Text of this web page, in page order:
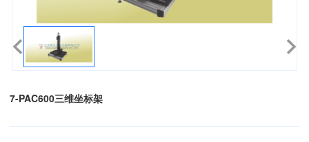
7-PAC600三维坐标架